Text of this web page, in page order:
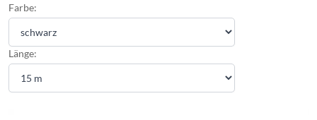
Farbe:
Länge: